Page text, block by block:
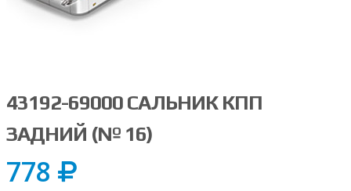
43192-69000 САЛЬНИК КПП
ЗАДНИЙ (№ 16)
778